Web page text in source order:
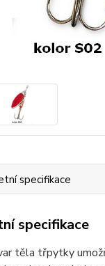
specifikace
specifikace
těla třpytky